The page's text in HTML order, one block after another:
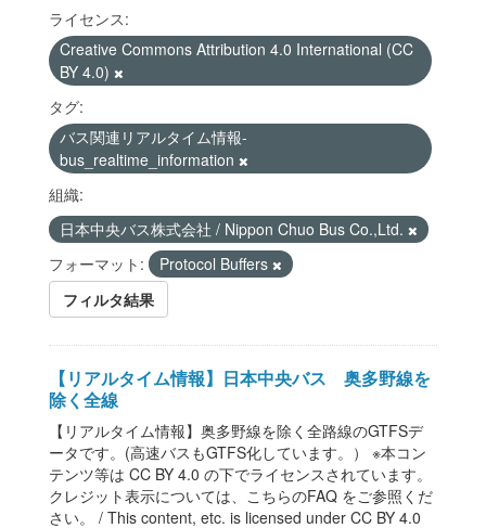
ライセンス:
Creative Commons Attribution 4.0 International (CC
BY 4.0)
タグ:
バス関連リアルタイム情報-
bus_realtime_information
組織:
日本中央バス株式会社 / Nippon Chuo Bus Co.,Ltd.
フォーマット:
Protocol Buffers
フィルタ結果
【リアルタイム情報】日本中央バス 奥多野線を
除く全線
【リアルタイム情報】奥多野線を除く全路線のGTFSデ
ータです。(高速バスもGTFS化しています。） ※本コン
テンツ等は CC BY 4.0 の下でライセンスされています。
クレジット表示については、こちらのFAQ をご参照くだ
さい。 / This content, etc. is licensed under CC BY 4.0